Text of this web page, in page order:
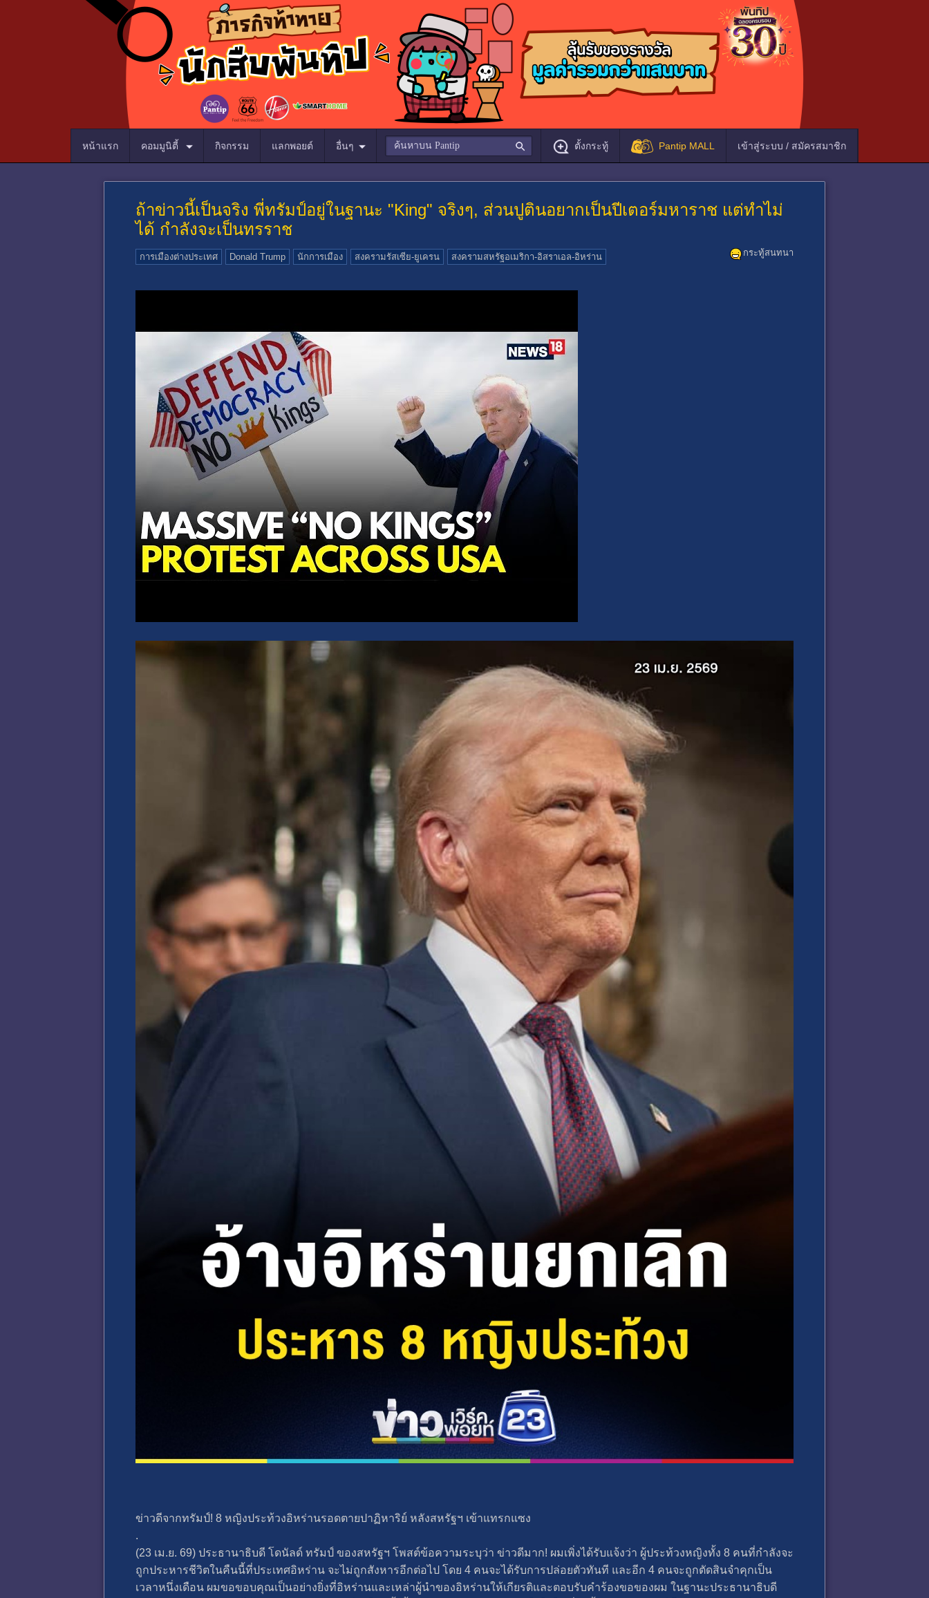
หน้าแรก คอมมูนิตี้ กิจกรรม แลกพอยต์ อื่นๆ ตั้งกระทู้ Pantip MALL เข้าสู่ระบบ / สมัครสมาชิก
ถ้าข่าวนี้เป็นจริง พี่ทรัมป์อยู่ในฐานะ "King" จริงๆ, ส่วนปูตินอยากเป็นปีเตอร์มหาราช แต่ทำไม่
ได้ กำลังจะเป็นทรราช
กระทู้สนทนา
การเมืองต่างประเทศ Donald Trump นักการเมือง สงครามรัสเซีย-ยูเครน สงครามสหรัฐอเมริกา-อิสราเอล-อิหร่าน
ข่าวดีจากทรัมป์! 8 หญิงประท้วงอิหร่านรอดตายปาฏิหาริย์ หลังสหรัฐฯ เข้าแทรกแซง
.
(23 เม.ย. 69) ประธานาธิบดี โดนัลด์ ทรัมป์ ของสหรัฐฯ โพสต์ข้อความระบุว่า ข่าวดีมาก! ผมเพิ่งได้รับแจ้งว่า ผู้ประท้วงหญิงทั้ง 8 คนที่กำลังจะ
ถูกประหารชีวิตในคืนนี้ที่ประเทศอิหร่าน จะไม่ถูกสังหารอีกต่อไป โดย 4 คนจะได้รับการปล่อยตัวทันที และอีก 4 คนจะถูกตัดสินจำคุกเป็น
เวลาหนึ่งเดือน ผมขอขอบคุณเป็นอย่างยิ่งที่อิหร่านและเหล่าผู้นำของอิหร่านให้เกียรติและตอบรับคำร้องขอของผม ในฐานะประธานาธิบดี